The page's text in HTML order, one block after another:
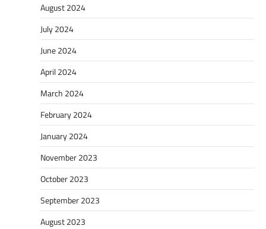
August 2024
July 2024
June 2024
April 2024
March 2024
February 2024
January 2024
November 2023
October 2023
September 2023
August 2023